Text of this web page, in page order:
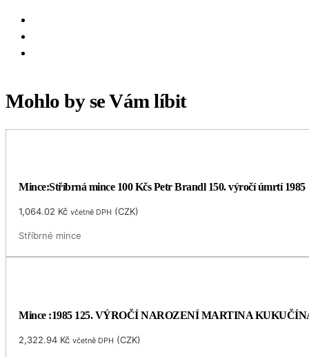
Mohlo by se Vám líbit
Mince:Stříbrná mince 100 Kčs Petr Brandl 150. výročí úmrtí 1985
1,064.02 Kč včetně DPH (CZK)
Stříbrné mince
Mince :1985 125. VÝROČÍ NAROZENÍ MARTINA
2,322.94 Kč včetně DPH (CZK)